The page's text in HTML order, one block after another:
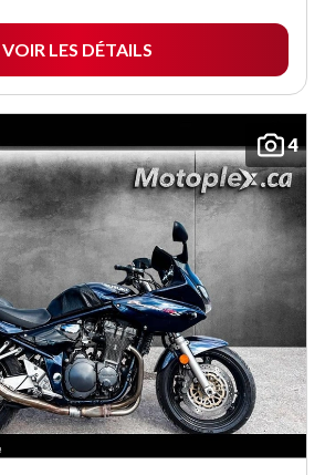
VOIR LES DÉTAILS
4